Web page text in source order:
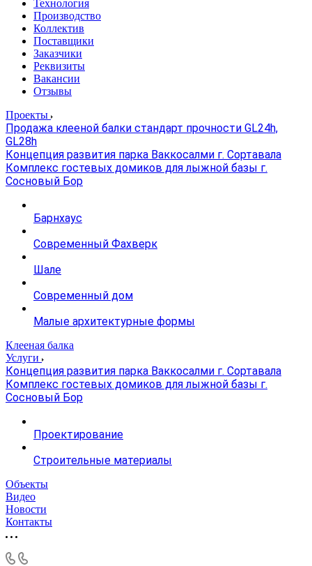
Технология
Производство
Коллектив
Поставщики
Заказчики
Реквизиты
Вакансии
Отзывы
Проекты
Продажа клееной балки стандарт прочности GL24h,
GL28h
Концепция развития парка Ваккосалми г. Сортавала
Комплекс гостевых домиков для лыжной базы г.
Сосновый Бор
Барнхаус
Современный Фахверк
Шале
Современный дом
Малые архитектурные формы
Клееная балка
Услуги
Концепция развития парка Ваккосалми г. Сортавала
Комплекс гостевых домиков для лыжной базы г.
Сосновый Бор
Проектирование
Строительные материалы
Объекты
Видео
Новости
Контакты